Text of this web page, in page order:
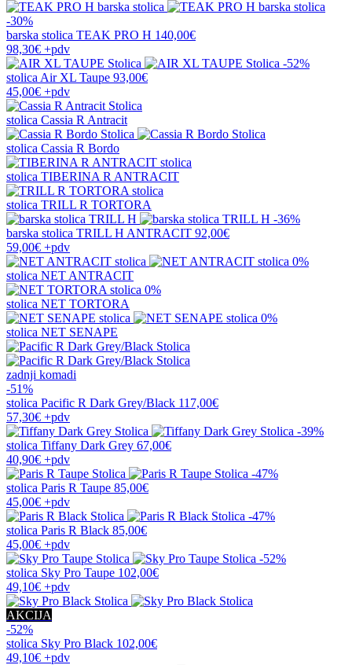
-30%
barska stolica TEAK PRO H 140,00€
98,30€ +pdv
-52%
stolica Air XL Taupe 93,00€
45,00€ +pdv
stolica Cassia R Antracit
stolica Cassia R Bordo
stolica TIBERINA R ANTRACIT
stolica TRILL R TORTORA
-36%
barska stolica TRILL H ANTRACIT 92,00€
59,00€ +pdv
0%
stolica NET ANTRACIT
0%
stolica NET TORTORA
0%
stolica NET SENAPE
zadnji komadi
-51%
stolica Pacific R Dark Grey/Black 117,00€
57,30€ +pdv
-39%
stolica Tiffany Dark Grey 67,00€
40,90€ +pdv
-47%
stolica Paris R Taupe 85,00€
45,00€ +pdv
-47%
stolica Paris R Black 85,00€
45,00€ +pdv
-52%
stolica Sky Pro Taupe 102,00€
49,10€ +pdv
AKCIJA
-52%
stolica Sky Pro Black 102,00€
49,10€ +pdv